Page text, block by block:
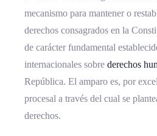
mecanismo para mantener o
derechos consagrados en la
de carácter fundamental
internacionales sobre derechos
República. El amparo es, por
procesal a través del cual se
derechos.